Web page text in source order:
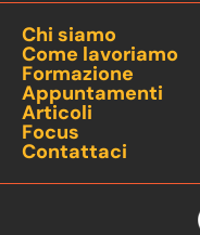
Chi siamo
Come lavoriamo
Formazione
Appuntamenti
Articoli
Focus
Contattaci